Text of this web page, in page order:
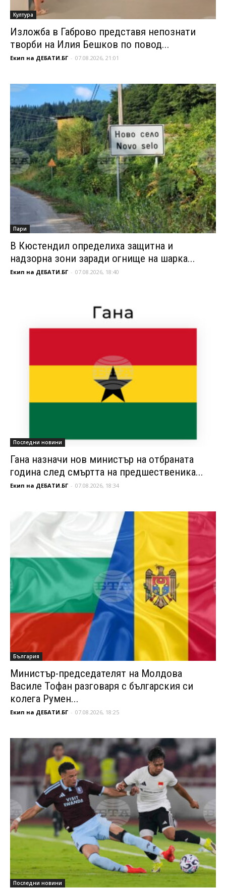
Култура
Изложба в Габрово представя непознати
творби на Илия Бешков по повод...
Екип на ДЕБАТИ.БГ - 07.08.2026, 21:01
Пари
В Кюстендил определиха защитна и
надзорна зони заради огнище на шарка...
Екип на ДЕБАТИ.БГ - 07.08.2026, 18:40
Последни новини
Гана назначи нов министър на отбраната
година след смъртта на предшественика...
Екип на ДЕБАТИ.БГ - 07.08.2026, 18:34
България
Министър-председателят на Молдова
Василе Тофан разговаря с българския си
колега Румен...
Екип на ДЕБАТИ.БГ - 07.08.2026, 18:25
Последни новини